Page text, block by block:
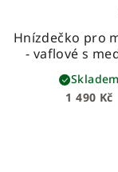
Hnízdečko pro
- vaflové s
1 490 Kč
Skladem